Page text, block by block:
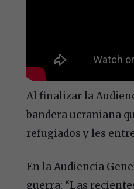
Al finalizar la
bandera ucraniana
refugiados y les
En la Audiencia
guerra: “Las